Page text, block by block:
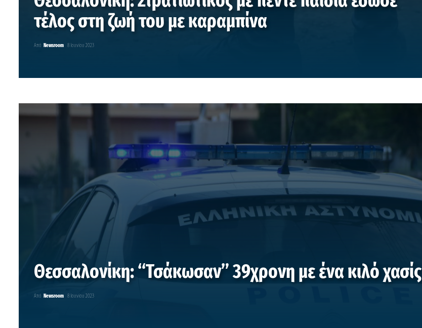
τέλος στη ζωή του με καραμπίνα
Από Newsroom 8 Ιουνίου 2023
Θεσσαλονίκη: “Τσάκωσαν” 39χρονη με ένα κιλό χασίς
Από Newsroom 8 Ιουνίου 2023